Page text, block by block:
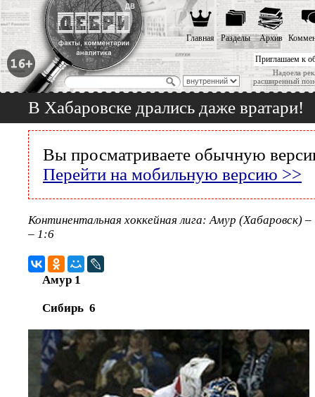
Приглашаем к
Надоела
расширенный
Главная Разделы Архив
В Хабаровске дрались даже вратари!
Вы просматриваете обычную
Перейти на мобильную версию >>
Континентальная хоккейная лига: Амур (Хабаровск)
– 1:6
Амур 1
Сибирь 6